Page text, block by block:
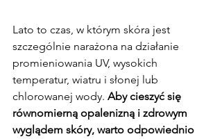
Lato to czas, w którym skóra jest
szczególnie narażona na działanie
promieniowania UV, wysokich
temperatur, wiatru i słonej lub
chlorowanej wody. Aby cieszyć się
równomierną opalenizną i zdrowym
wyglądem skóry, warto odpowiednio